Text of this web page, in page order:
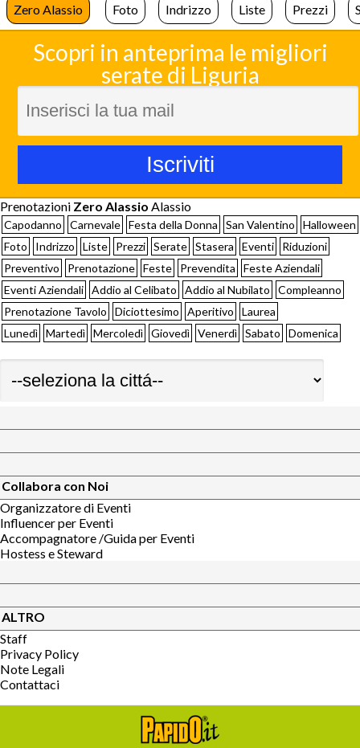
Zero Alassio Foto Indrizzo Liste Prezzi
Scopri in anteprima le migliori
serate di Liguria
Prenotazioni Zero Alassio Alassio
Capodanno Carnevale Festa della Donna San Valentino
Halloween
Foto
Indrizzo Liste Prezzi Serate Stasera Eventi
Riduzioni
Preventivo
Prenotazione Feste Prevendita
Feste Aziendali
Eventi Aziendali Addio al Celibato Addio al Nubilato
Compleanno
Prenotazione Tavolo
Diciottesimo Aperitivo
Laurea
Lunedì Martedì Mercoledì Giovedì Venerdì Sabato Domenica
Collabora con Noi
Organizzatore di Eventi
Influencer per Eventi
Accompagnatore /Guida per Eventi
Hostess e Steward
ALTRO
Staff
Privacy Policy
Note Legali
Contattaci